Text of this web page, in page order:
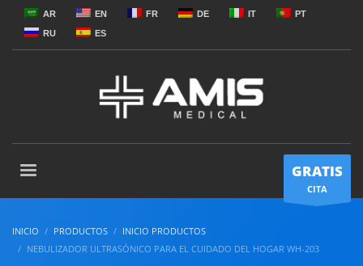
AR EN FR DE IT
PT
RU
ES
GRATIS
CITA
INICIO PRODUCTOS
INICIO PRODUCTOS
NEBULIZADOR ULTRASÓNICO PARA EL CUIDADO DEL HOGAR WH-203